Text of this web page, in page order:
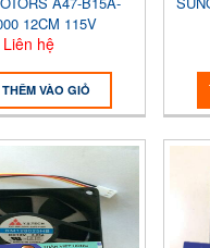
12CM 115V
Liên hệ
THÊM VÀO GIỎ